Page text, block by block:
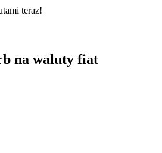
kontraktów futures
teraz!
na waluty fiat